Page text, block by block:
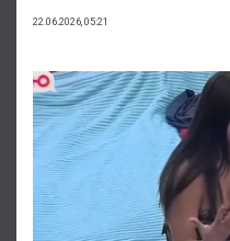
22.06.2026, 05:21